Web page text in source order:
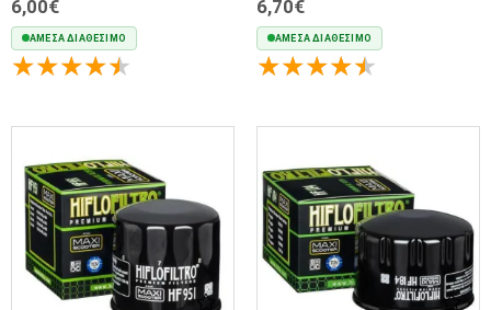
6,00€
ΆΜΕΣΑ ΔΙΑΘΈΣΙΜΟ
6,70€
ΆΜΕΣΑ ΔΙΑΘΈΣΙΜΟ